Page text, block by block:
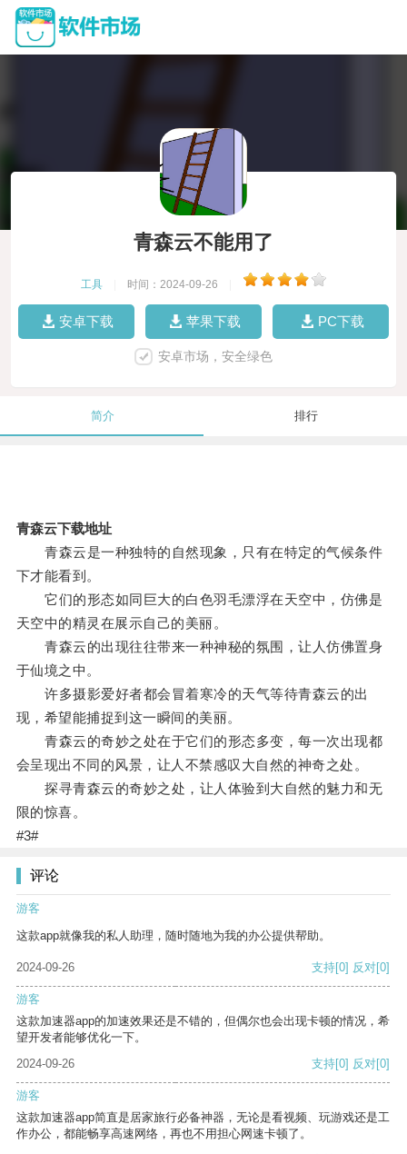
青森云不能用了
工具 时间：2024-09-26
安卓下载 苹果下载 PC下载
安卓市场，安全绿色
简介 排行
青森云下载地址
青森云是一种独特的自然现象，只有在特定的气候条件
下才能看到。
它们的形态如同巨大的白色羽毛漂浮在天空中，仿佛是
天空中的精灵在展示自己的美丽。
青森云的出现往往带来一种神秘的氛围，让人仿佛置身
于仙境之中。
许多摄影爱好者都会冒着寒冷的天气等待青森云的出
现，希望能捕捉到这一瞬间的美丽。
青森云的奇妙之处在于它们的形态多变，每一次出现都
会呈现出不同的风景，让人不禁感叹大自然的神奇之处。
探寻青森云的奇妙之处，让人体验到大自然的魅力和无
限的惊喜。
#3#
评论
游客
这款app就像我的私人助理，随时随地为我的办公提供帮助。
2024-09-26 支持[0] 反对[0]
游客
这款加速器app的加速效果还是不错的，但偶尔也会出现卡顿的情况，希
望开发者能够优化一下。
2024-09-26
支持[0] 反对[0]
游客
这款加速器app简直是居家旅行必备神器，无论是看视频、玩游戏还是工
作办公，都能畅享高速网络，再也不用担心网速卡顿了。